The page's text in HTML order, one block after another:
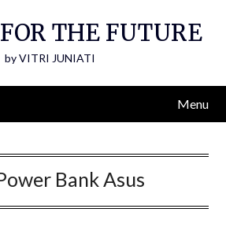
THE FUTURE
by VITRI JUNIATI
Menu
Bank Asus